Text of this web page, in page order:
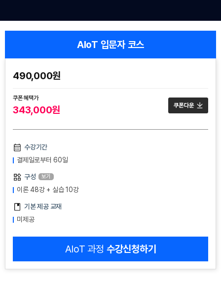
AIoT 입문자 코스
490,000원
쿠폰 혜택가
343,000원
수강기간
결제일로부터 60일
구성 보기
이론 48강 + 실습 10강
기본 제공 교재
미제공
AIoT 과정 수강신청하기